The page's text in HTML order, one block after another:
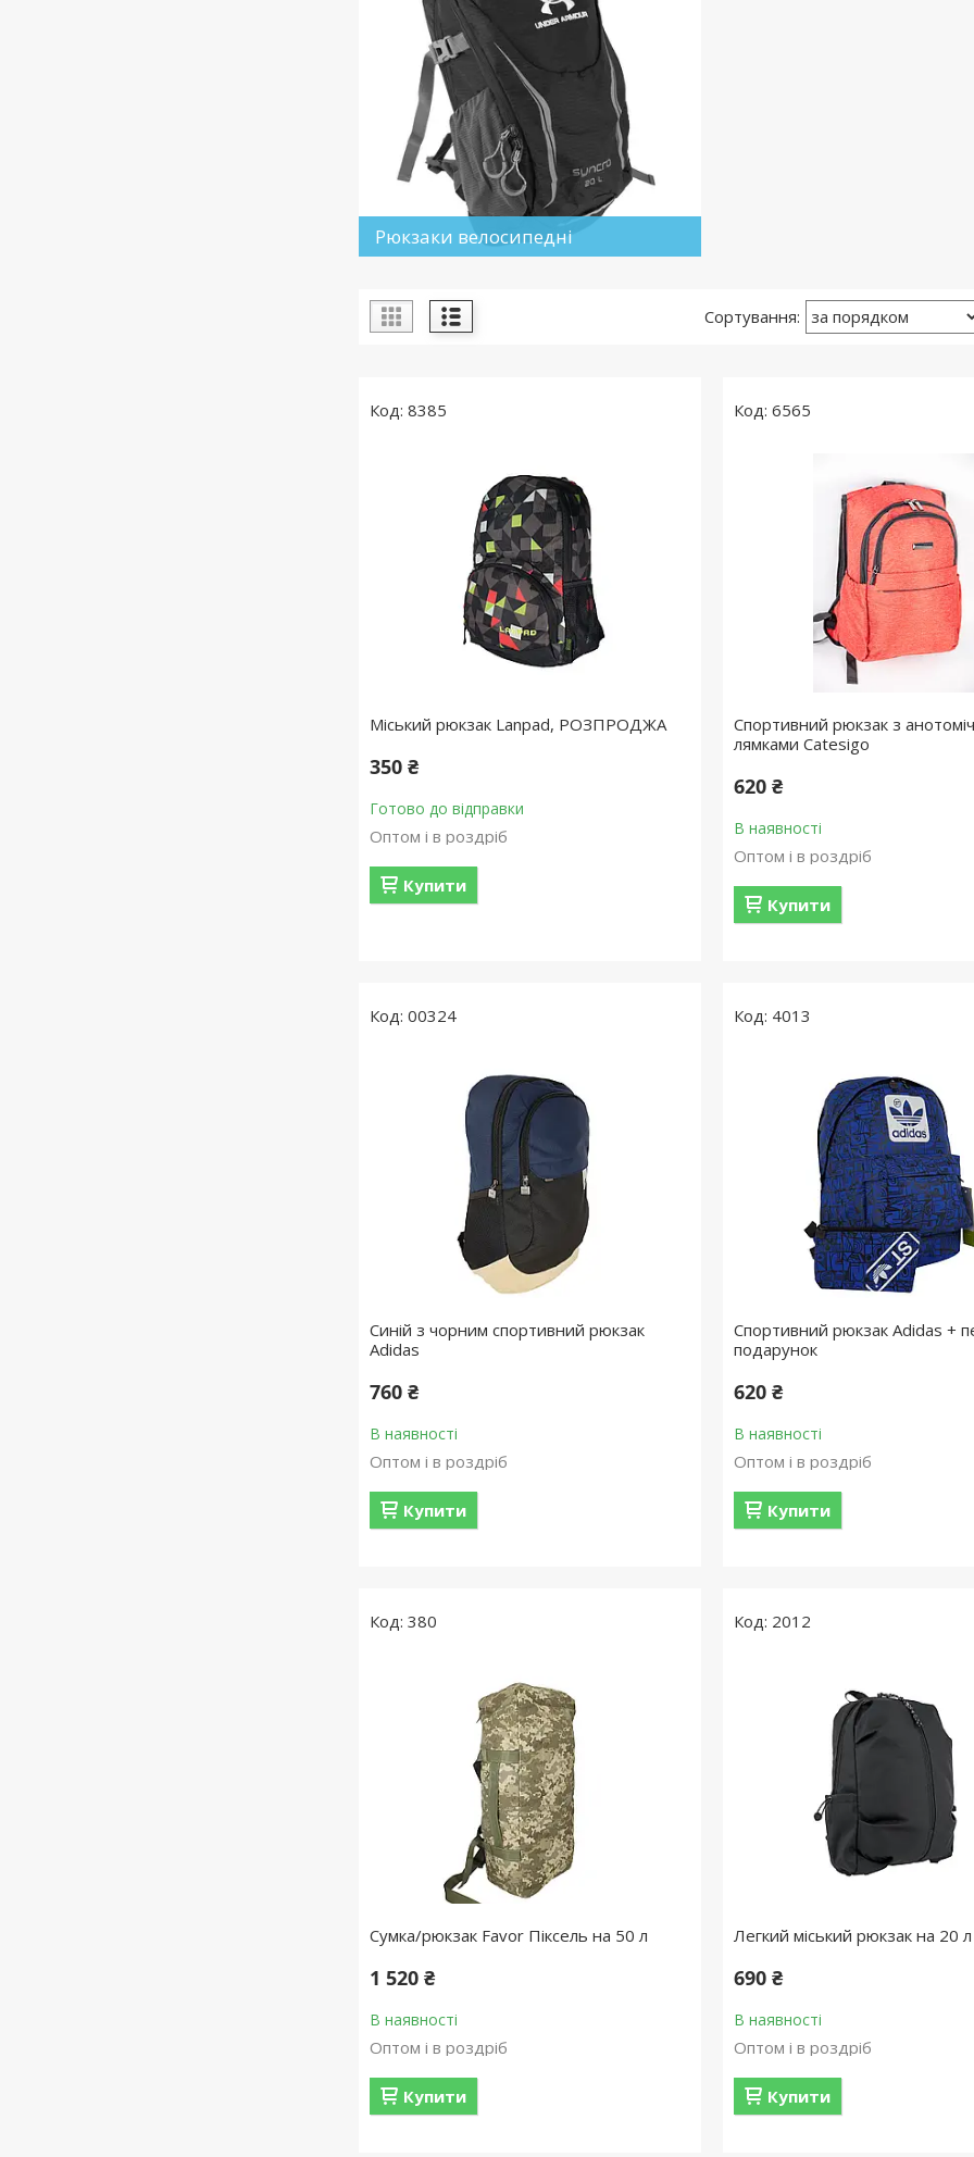
Рюкзаки велосипедні
8385
Міський рюкзак Lanpad, РОЗПРОДЖА
350 ₴
Готово до відправки
Оптом і в роздріб
Купити
6565
Спортивний рюкзак з
лямками Catesigo
620 ₴
В наявності
Оптом і в роздріб
Купити
00324
Синій з чорним спортивний рюкзак
Adidas
760 ₴
В наявності
Оптом і в роздріб
Купити
4013
Спортивний рюкзак Adidas +
подарунок
620 ₴
В наявності
Оптом і в роздріб
Купити
380
Сумка/рюкзак Favor Піксель на 50 л
1 520 ₴
В наявності
Оптом і в роздріб
Купити
2012
Легкий міський рюкзак на 20
690 ₴
В наявності
Оптом і в роздріб
Купити